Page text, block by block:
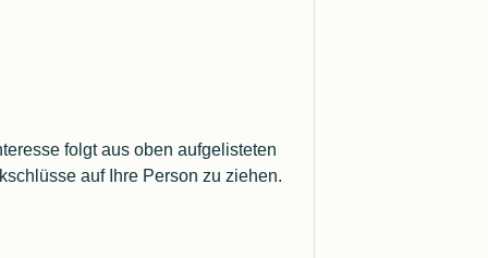
folgt aus oben aufgelisteten
auf Ihre Person zu ziehen.